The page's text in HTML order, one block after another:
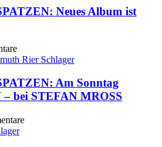
Neues Album ist
Am Sonntag
bei STEFAN MROSS